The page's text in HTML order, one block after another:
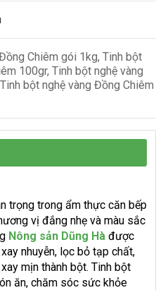
Chiêm gói 1kg, Tinh bột
100gr, Tinh bột nghệ vàng
bột nghệ vàng Đồng Chiêm
trọng trong ẩm thực căn bếp
vị đắng nhẹ và màu sắc
Nông sản Dũng Hà được
nhuyễn, lọc bỏ tạp chất,
mịn thành bột. Tinh bột
ăn, chăm sóc sức khỏe